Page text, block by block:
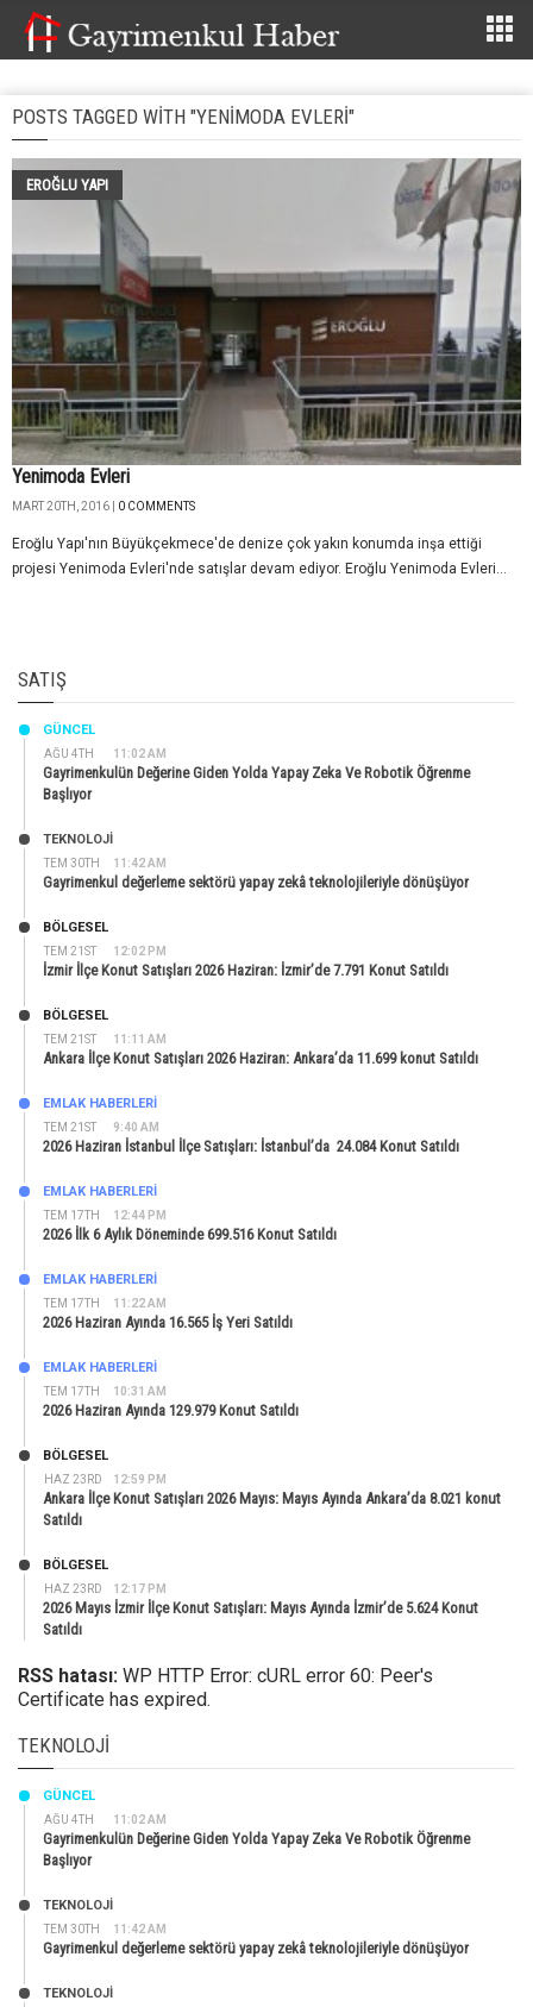
POSTS TAGGED WITH "YENIMODA EVLERI"
EROĞLU YAPI
Yenimoda Evleri
MART 20TH, 2016 | 0 COMMENTS
Eroğlu Yapı'nın Büyükçekmece'de denize çok yakın konumda inşa ettiği
projesi Yenimoda Evleri'nde satışlar devam ediyor. Eroğlu Yenimoda Evleri...
SATIŞ
AĞU 4TH 11:02 AM
GÜNCEL
Gayrimenkulün Değerine Giden Yolda Yapay Zeka Ve Robotik Öğrenme
Başlıyor
TEM 30TH 11:42 AM
TEKNOLOJİ
Gayrimenkul değerleme sektörü yapay zekâ teknolojileriyle dönüşüyor
TEM 21ST 12:02 PM
BÖLGESEL
İzmir İlçe Konut Satışları 2026 Haziran: İzmir’de 7.791 Konut Satıldı
TEM 21ST 11:11 AM
BÖLGESEL
Ankara İlçe Konut Satışları 2026 Haziran: Ankara’da 11.699 konut Satıldı
TEM 21ST 9:40 AM
EMLAK HABERLERI
2026 Haziran İstanbul İlçe Satışları: İstanbul’da 24.084 Konut Satıldı
TEM 17TH 12:44 PM
EMLAK HABERLERI
2026 İlk 6 Aylık Döneminde 699.516 Konut Satıldı
TEM 17TH 11:22 AM
EMLAK HABERLERI
2026 Haziran Ayında 16.565 İş Yeri Satıldı
TEM 17TH 10:31 AM
EMLAK HABERLERI
2026 Haziran Ayında 129.979 Konut Satıldı
HAZ 23RD 12:59 PM
BÖLGESEL
Ankara İlçe Konut Satışları 2026 Mayıs: Mayıs Ayında Ankara’da 8.021 konut
Satıldı
HAZ 23RD 12:17 PM
BÖLGESEL
2026 Mayıs İzmir İlçe Konut Satışları: Mayıs Ayında İzmir’de 5.624 Konut
Satıldı
RSS hatası: WP HTTP Error: cURL error 60: Peer's
Certificate has expired.
TEKNOLOJI
AĞU 4TH 11:02 AM
GÜNCEL
Gayrimenkulün Değerine Giden Yolda Yapay Zeka Ve Robotik Öğrenme
Başlıyor
TEM 30TH 11:42 AM
TEKNOLOJİ
Gayrimenkul değerleme sektörü yapay zekâ teknolojileriyle dönüşüyor
TEKNOLOJİ